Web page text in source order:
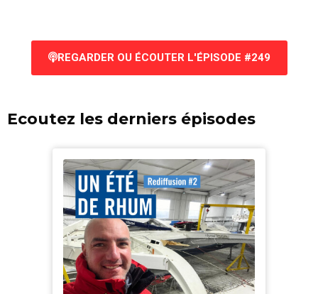
REGARDER OU ÉCOUTER L'ÉPISODE #249
Ecoutez les derniers épisodes